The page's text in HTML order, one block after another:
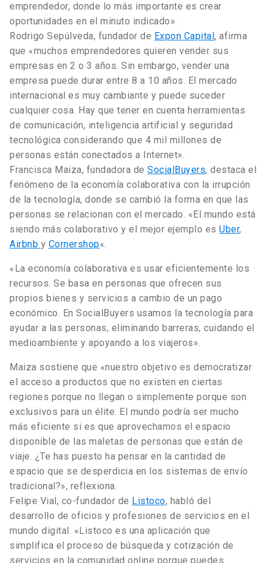
emprendedor, donde lo más importante es crear
oportunidades en el minuto indicado».
Rodrigo Sepúlveda, fundador de Expon Capital , afirma
que «muchos emprendedores quieren vender sus
empresas en 2 o 3 años. Sin embargo, vender una
empresa puede durar entre 8 a 10 años. El mercado
internacional es muy cambiante y puede suceder
cualquier cosa. Hay que tener en cuenta herramientas
de comunicación, inteligencia artificial y seguridad
tecnológica considerando que 4 mil millones de
personas están conectados a Internet».
Francisca Maiza, fundadora de SocialBuyers, destaca el
fenómeno de la economía colaborativa con la irrupción
de la tecnología, donde se cambió la forma en que las
personas se relacionan con el mercado. «El mundo está
siendo más colaborativo y el mejor ejemplo es Uber,
Airbnb y Cornershop«.
«La economía colaborativa es usar eficientemente los
recursos. Se basa en personas que ofrecen sus
propios bienes y servicios a cambio de un pago
económico. En SocialBuyers usamos la tecnología para
ayudar a las personas, eliminando barreras, cuidando el
medioambiente y apoyando a los viajeros».
Maiza sostiene que «nuestro objetivo es democratizar
el acceso a productos que no existen en ciertas
regiones porque no llegan o simplemente porque son
exclusivos para un élite. El mundo podría ser mucho
más eficiente si es que aprovechamos el espacio
disponible de las maletas de personas que están de
viaje. ¿Te has puesto ha pensar en la cantidad de
espacio que se desperdicia en los sistemas de envío
tradicional?», reflexiona.
Felipe Vial, co-fundador de Listoco, habló del
desarrollo de oficios y profesiones de servicios en el
mundo digital. «Listoco es una aplicación que
simplifica el proceso de búsqueda y cotización de
servicios en la comunidad online porque puedes